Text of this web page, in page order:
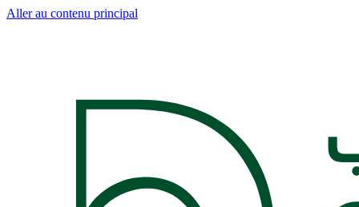
Aller au contenu principal